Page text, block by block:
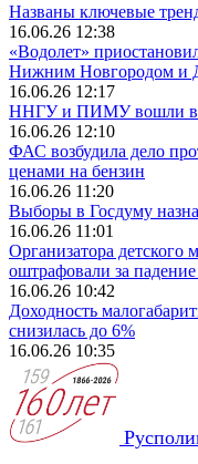
Названы ключевые
16.06.26 12:38
«Водолет»
Нижним Новгородом и
16.06.26 12:17
ННГУ и ПИМУ вошли в
16.06.26 12:10
ФАС возбудила дело
ценами на бензин
16.06.26 11:20
Выборы в Госдуму
16.06.26 11:01
Организатора детского
оштрафовали за
16.06.26 10:42
Доходность
снизилась до 6%
16.06.26 10:35